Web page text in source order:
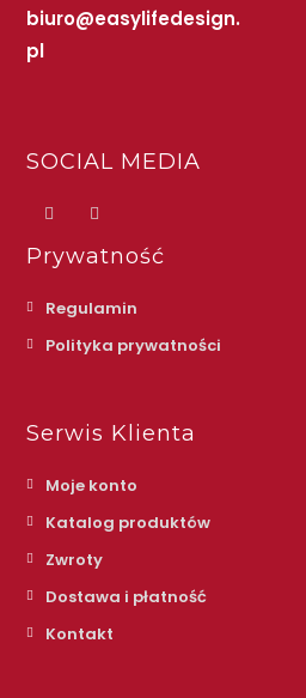
biuro@easylifedesign.
pl
SOCIAL MEDIA
Prywatność
Regulamin
Polityka prywatności
Serwis Klienta
Moje konto
Katalog produktów
Zwroty
Dostawa i płatność
Kontakt